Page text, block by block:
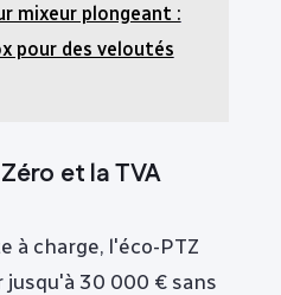
mixeur plongeant :
pour des veloutés
et la TVA
à charge, l'éco-PTZ
30 000 € sans